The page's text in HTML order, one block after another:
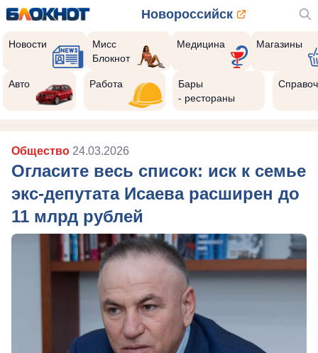
Новороссийск
Новости
Мисс
Блокнот
Медицина Магазины
Авто Работа
Бары
- рестораны
Общество 24.03.2026
Огласите весь список: иск к семье
экс-депутата Исаева расширен до
11 млрд рублей